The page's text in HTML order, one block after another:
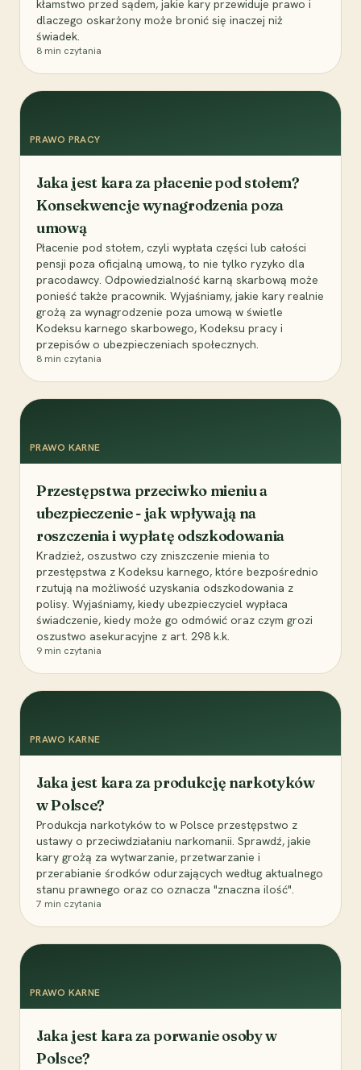
kłamstwo przed sądem, jakie kary przewiduje prawo i
dlaczego oskarżony może bronić się inaczej niż
świadek.
8 min czytania
PRAWO PRACY
Jaka jest kara za płacenie pod stołem?
Konsekwencje wynagrodzenia poza
umową
Płacenie pod stołem, czyli wypłata części lub całości
pensji poza oficjalną umową, to nie tylko ryzyko dla
pracodawcy. Odpowiedzialność karną skarbową może
ponieść także pracownik. Wyjaśniamy, jakie kary realnie
grożą za wynagrodzenie poza umową w świetle
Kodeksu karnego skarbowego, Kodeksu pracy i
przepisów o ubezpieczeniach społecznych.
8 min czytania
PRAWO KARNE
Przestępstwa przeciwko mieniu a
ubezpieczenie - jak wpływają na
roszczenia i wypłatę odszkodowania
Kradzież, oszustwo czy zniszczenie mienia to
przestępstwa z Kodeksu karnego, które bezpośrednio
rzutują na możliwość uzyskania odszkodowania z
polisy. Wyjaśniamy, kiedy ubezpieczyciel wypłaca
świadczenie, kiedy może go odmówić oraz czym grozi
oszustwo asekuracyjne z art. 298 k.k.
9 min czytania
PRAWO KARNE
Jaka jest kara za produkcję narkotyków
w Polsce?
Produkcja narkotyków to w Polsce przestępstwo z
ustawy o przeciwdziałaniu narkomanii. Sprawdź, jakie
kary grożą za wytwarzanie, przetwarzanie i
przerabianie środków odurzających według aktualnego
stanu prawnego oraz co oznacza "znaczna ilość".
7 min czytania
PRAWO KARNE
Jaka jest kara za porwanie osoby w
Polsce?